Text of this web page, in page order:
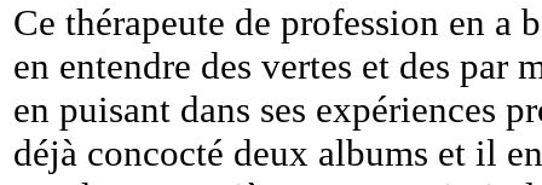
Ce thérapeute de profession en a
en entendre des vertes et des par
en puisant dans ses expériences
déjà concocté deux albums et il